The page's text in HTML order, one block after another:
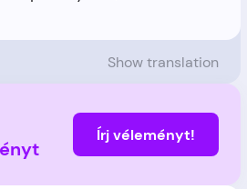
Show translation
Írj véleményt!